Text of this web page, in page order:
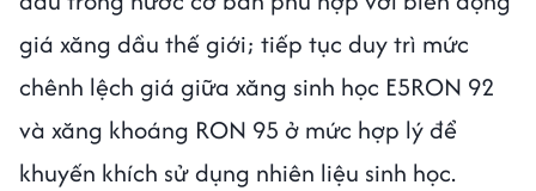
giá xăng dầu thế giới; tiếp tục duy trì mức
chênh lệch giá giữa xăng sinh học E5RON 92
và xăng khoáng RON 95 ở mức hợp lý để
khuyến khích sử dụng nhiên liệu sinh học.